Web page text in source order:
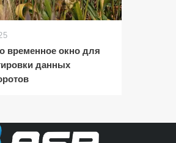
временное окно для
данных